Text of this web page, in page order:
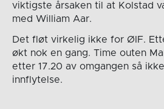
viktigste årsaken til at Kolstad
med William Aar.
Det fløt virkelig ikke for ØIF.
økt nok en gang. Time outen
etter 17.20 av omgangen så
innflytelse.